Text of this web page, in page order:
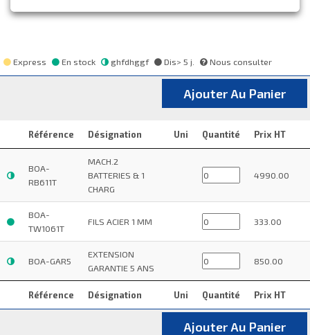
Express En stock ghfdhggf Dis> 5 j. Nous consulter
Ajouter Au Panier
Référence Désignation Uni Quantité Prix HT
Référence Désignation Uni Quantité Prix HT
BOA-
RB611T
MACH.2
BATTERIES & 1
CHARG
4990.00
BOA-
TW1061T
FILS ACIER 1 MM 333.00
BOA-GAR5
EXTENSION
GARANTIE 5 ANS
850.00
Ajouter Au Panier